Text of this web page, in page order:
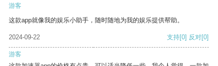
游客
这款app就像我的娱乐小助手，随时随地为我的娱乐提供帮助。
2024-09-22 支持[0] 反对[0]
游客